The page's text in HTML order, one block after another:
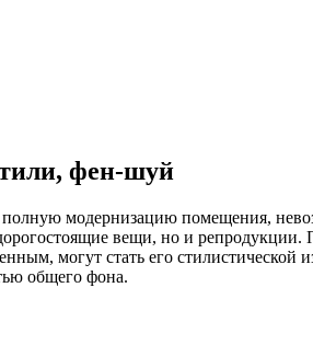
фен-шуй
модернизацию помещения,
вещи, но и
могут стать его
общего фона.